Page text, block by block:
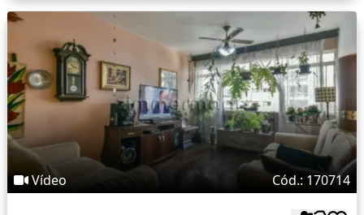
Vídeo Cód.: 170714